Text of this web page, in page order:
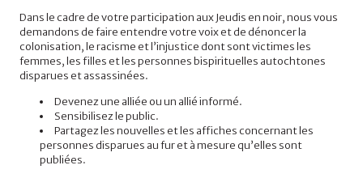
Dans le cadre de votre participation aux Jeudis en noir, nous vous
demandons de faire entendre votre voix et de dénoncer la
colonisation, le racisme et l’injustice dont sont victimes les
femmes, les filles et les personnes bispirituelles autochtones
disparues et assassinées.
Devenez une alliée ou un allié informé.
Sensibilisez le public.
Partagez les nouvelles et les affiches concernant les
personnes disparues au fur et à mesure qu’elles sont
publiées.